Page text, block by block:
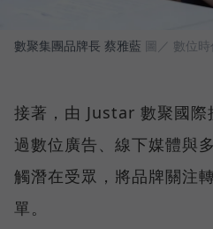
數聚集團品牌長 蔡雅藍 圖／ 數位時
接著，由 Justar 數聚國際
過數位廣告、線下媒體與
觸潛在受眾，將品牌關注
單。